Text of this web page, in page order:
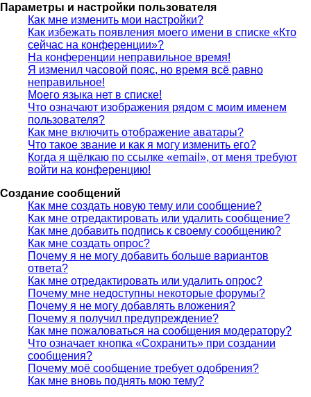
Параметры и настройки пользователя
Как мне изменить мои настройки?
Как избежать появления моего имени в списке «Кто
сейчас на конференции»?
На конференции неправильное время!
Я изменил часовой пояс, но время всё равно
неправильное!
Моего языка нет в списке!
Что означают изображения рядом с моим именем
пользователя?
Как мне включить отображение аватары?
Что такое звание и как я могу изменить его?
Когда я щёлкаю по ссылке «email», от меня требуют
войти на конференцию!
Создание сообщений
Как мне создать новую тему или сообщение?
Как мне отредактировать или удалить сообщение?
Как мне добавить подпись к своему сообщению?
Как мне создать опрос?
Почему я не могу добавить больше вариантов
ответа?
Как мне отредактировать или удалить опрос?
Почему мне недоступны некоторые форумы?
Почему я не могу добавлять вложения?
Почему я получил предупреждение?
Как мне пожаловаться на сообщения модератору?
Что означает кнопка «Сохранить» при создании
сообщения?
Почему моё сообщение требует одобрения?
Как мне вновь поднять мою тему?